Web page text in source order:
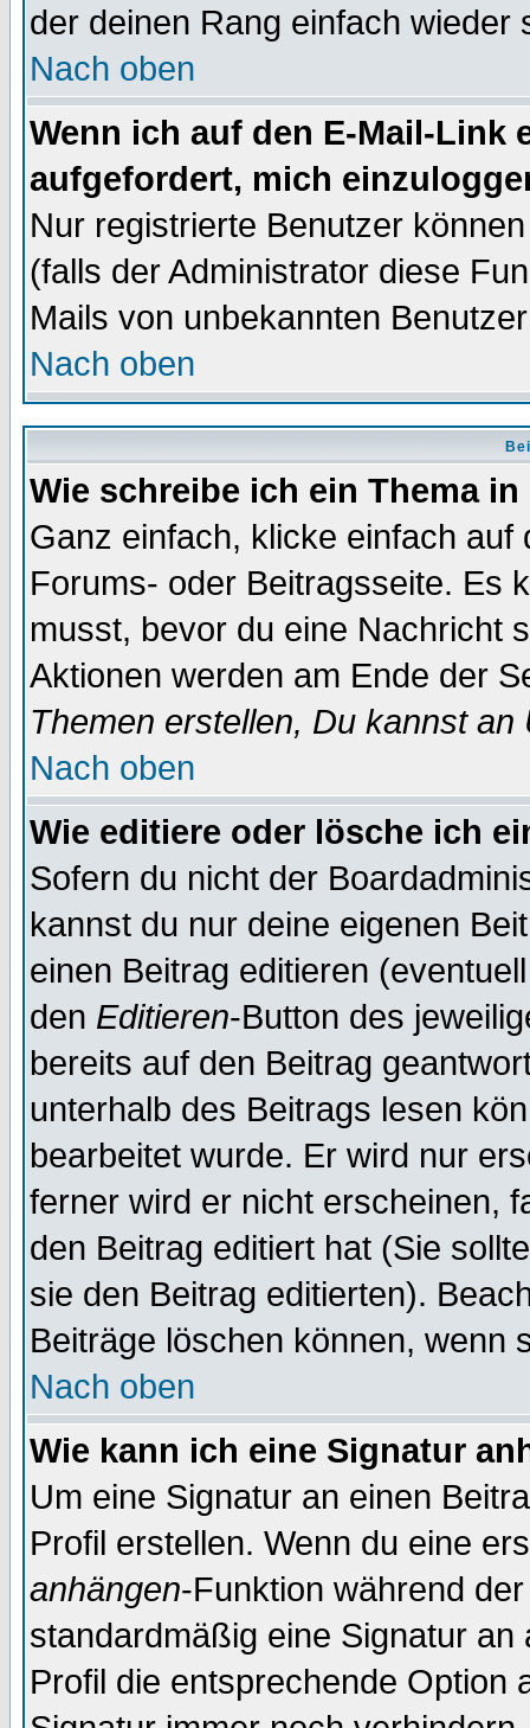
der deinen Rang einfach wieder
Nach oben
Wenn ich auf den E-Mail-Link
aufgefordert, mich
Nur registrierte Benutzer
(falls der Administrator diese
Mails von unbekannten
Nach oben
Wie schreibe ich ein Thema
Ganz einfach, klicke einfach
Forums- oder Beitragsseite. Es
musst, bevor du eine Nachricht
Aktionen werden am Ende der
Themen erstellen, Du kannst
Nach oben
Wie editiere oder lösche ich
Sofern du nicht der
kannst du nur deine eigenen
einen Beitrag editieren
den Editieren-Button des
bereits auf den Beitrag
unterhalb des Beitrags lesen
bearbeitet wurde. Er wird nur
ferner wird er nicht erscheinen,
den Beitrag editiert hat (Sie
sie den Beitrag editierten).
Beiträge löschen können, wenn
Nach oben
Wie kann ich eine Signatur
Um eine Signatur an einen
Profil erstellen. Wenn du eine
anhängen-Funktion während
standardmäßig eine Signatur
Profil die entsprechende Option